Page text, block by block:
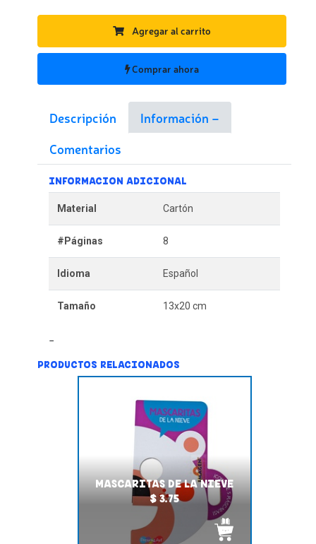
Agregar al carrito
Comprar ahora
Descripción
Información
Comentarios
INFORMACION ADICIONAL
Material Cartón
#Páginas 8
Idioma Español
Tamaño 13x20 cm
PRODUCTOS RELACIONADOS
MASCARITAS DE LA NIEVE
$ 3.75